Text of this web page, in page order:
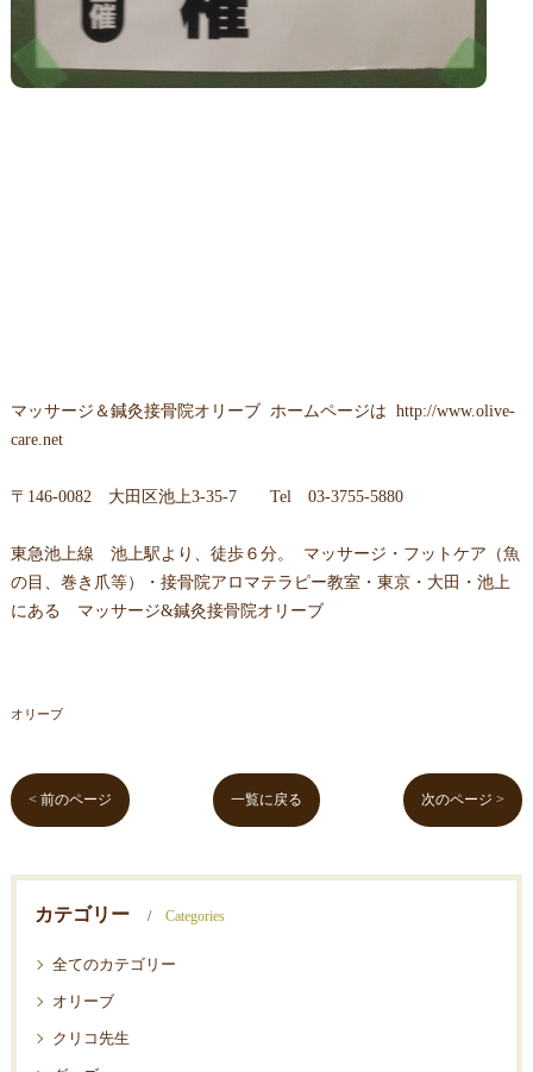
マッサージ＆鍼灸接骨院オリーブ ホームページは http://www.olive-
care.net
〒146-0082 大田区池上3-35-7 Tel 03-3755-5880
東急池上線 池上駅より、徒歩６分。 マッサージ・フットケア（魚
の目、巻き爪等）・接骨院アロマテラピー教室・東京・大田・池上
にある マッサージ&鍼灸接骨院オリーブ
オリーブ
< 前のページ 一覧に戻る 次のページ >
カテゴリー Categories
全てのカテゴリー
オリーブ
クリコ先生